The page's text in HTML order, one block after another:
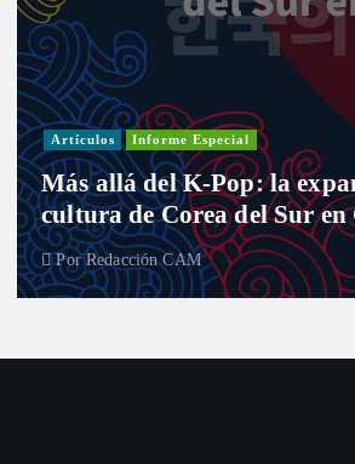
Artículos Informe Especial
Más allá del K-Pop: la
cultura de Corea del Sur
PorRedacción CAM